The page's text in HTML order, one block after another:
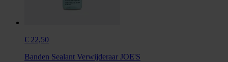
€ 22,50
Banden Sealant Verwijderaar JOE'S